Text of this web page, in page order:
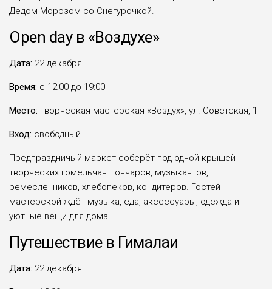
Дедом Морозом со Снегурочкой.
Open day в «Воздухе»
Дата: 22 декабря
Время: с 12:00 до 19:00
Место: творческая мастерская «Воздух», ул. Советская, 1
Вход: свободный
Предпраздничый маркет соберёт под одной крышей
творческих гомельчан: гончаров, музыкантов,
ремесленников, хлебопеков, кондитеров. Гостей
мастерской ждёт музыка, еда, аксессуары, одежда и
уютные вещи для дома.
Путешествие в Гималаи
Дата: 22 декабря